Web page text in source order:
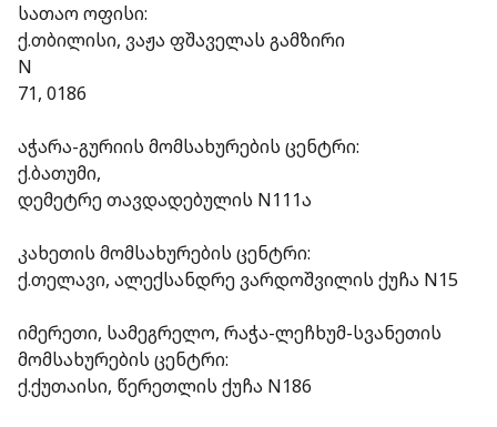
სათაო ოფისი:
ქ.თბილისი, ვაჟა ფშაველას გამზირი
N
71, 0186
აჭარა-გურიის მომსახურების ცენტრი:
ქ.ბათუმი,
დემეტრე თავდადებულის N111ა
კახეთის მომსახურების ცენტრი:
ქ.თელავი, ალექსანდრე ვარდოშვილის ქუჩა N15
⁠იმერეთი, სამეგრელო, რაჭა-ლეჩხუმ-სვანეთის
მომსახურების ცენტრი:
ქ.ქუთაისი, წერეთლის ქუჩა N186